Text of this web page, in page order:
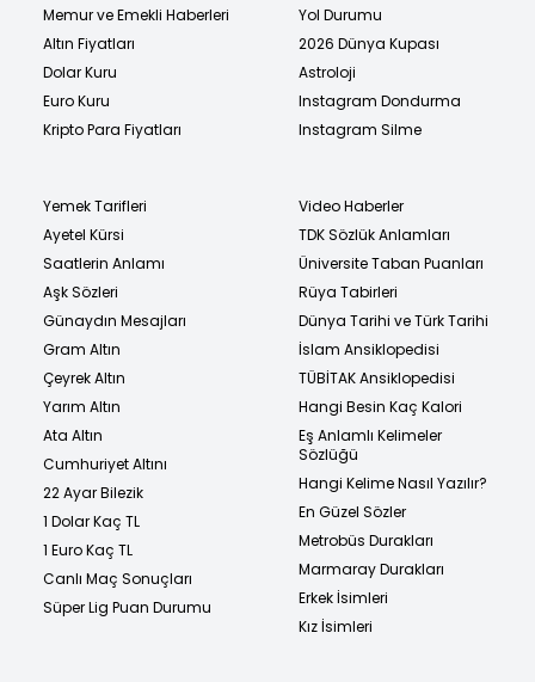
Memur ve Emekli Haberleri
Altın Fiyatları
Dolar Kuru
Euro Kuru
Kripto Para Fiyatları
Yol Durumu
2026 Dünya Kupası
Astroloji
Instagram Dondurma
Instagram Silme
Yemek Tarifleri
Ayetel Kürsi
Saatlerin Anlamı
Aşk Sözleri
Günaydın Mesajları
Gram Altın
Çeyrek Altın
Yarım Altın
Ata Altın
Cumhuriyet Altını
22 Ayar Bilezik
1 Dolar Kaç TL
1 Euro Kaç TL
Canlı Maç Sonuçları
Süper Lig Puan Durumu
Video Haberler
TDK Sözlük Anlamları
Üniversite Taban Puanları
Rüya Tabirleri
Dünya Tarihi ve Türk Tarihi
İslam Ansiklopedisi
TÜBİTAK Ansiklopedisi
Hangi Besin Kaç Kalori
Eş Anlamlı Kelimeler
Sözlüğü
Hangi Kelime Nasıl Yazılır?
En Güzel Sözler
Metrobüs Durakları
Marmaray Durakları
Erkek İsimleri
Kız İsimleri